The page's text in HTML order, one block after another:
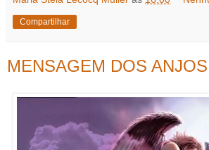
Compartilhar
MENSAGEM DOS